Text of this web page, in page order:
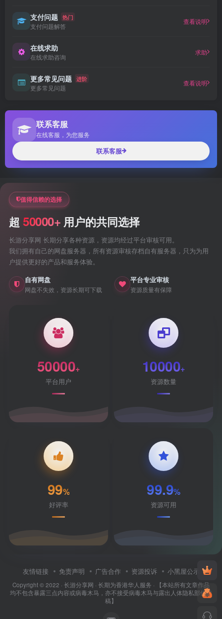
支付问题 热门
支付问题解答
查看说明
在线求助
在线求助咨询
求助
更多常见问题 进阶
更多常见问题
查看说明
联系客服
在线客服，为您服务
联系客服
值得信赖的选择
超 50000+ 用户的共同选择
长游分享网 长期分享各种资源，资源均经过平台审核可用。
我们拥有自己的网盘服务器，所有资源审核存档自有服务器，只为为用
户提供更好的产品和服务体验。
自有网盘
网盘不失效，资源长期可下载
平台专业审核
资源质量有保障
50000+
平台用户
10000+
资源数量
99%
好评率
99.9%
资源可用
友情链接 免责声明 广告合作 资源投诉 小黑屋公示
Copyright © 2022 · 长游分享网 · 长期为香港华人服务 · 【本站所有文章作品
均不包含暴露三点内容或病毒木马，亦不接受病毒木马与露出人体隐私部位投
稿】